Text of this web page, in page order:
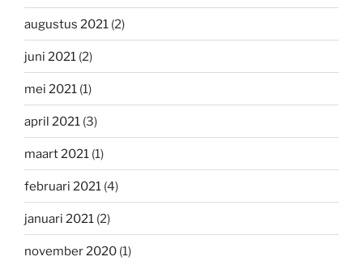
augustus 2021 (2)
juni 2021 (2)
mei 2021 (1)
april 2021 (3)
maart 2021 (1)
februari 2021 (4)
januari 2021 (2)
november 2020 (1)